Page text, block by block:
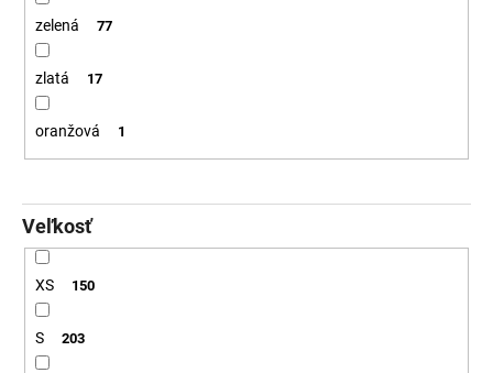
zelená 77
zlatá 17
oranžová 1
Veľkosť
XS 150
S 203